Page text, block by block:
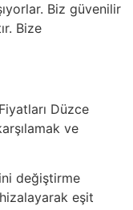
Biz güvenilir
Bize
Düzce
ve
değiştirme
eşit